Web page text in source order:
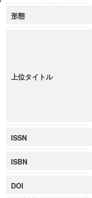
グラム市民社会ガバナンス
グラム論理と感性の先端的
ラム「超成熟社会発展のサ
形態
上位タイトル
ISSN
ISBN
DOI